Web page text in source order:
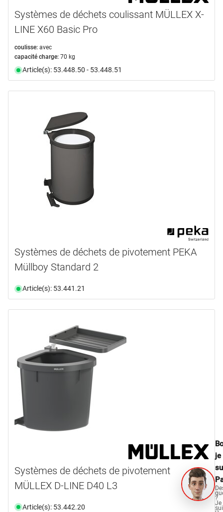
Systèmes de déchets coulissant MÜLLEX X-
LINE X60 Basic Pro
coulisse: avec
capacité charge: 70 kg
Article(s): 53.448.50 - 53.448.51
Systèmes de déchets de pivotement PEKA
Müllboy Standard 2
Article(s): 53.441.21
Systèmes de déchets de pivotement
MÜLLEX D-LINE D40 L3
Article(s): 53.442.20
je
?
Je